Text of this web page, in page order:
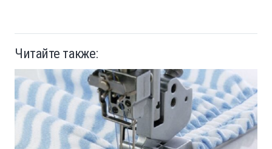
Читайте также: